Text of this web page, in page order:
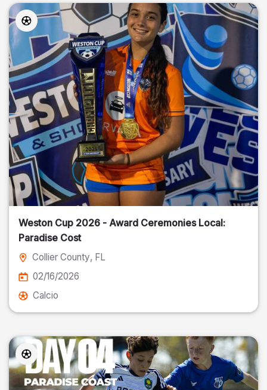
Weston Cup 2026 - Award Ceremonies Local:
Paradise Cost
Collier County, FL
02/16/2026
Calcio